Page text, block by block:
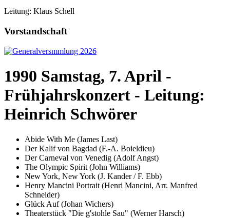
Leitung: Klaus Schell
Vorstandschaft
1990 Samstag, 7. April -
Frühjahrskonzert - Leitung:
Heinrich Schwörer
Abide With Me (James Last)
Der Kalif von Bagdad (F.-A. Boieldieu)
Der Carneval von Venedig (Adolf Angst)
The Olympic Spirit (John Williams)
New York, New York (J. Kander / F. Ebb)
Henry Mancini Portrait (Henri Mancini, Arr. Manfred
Schneider)
Glück Auf (Johan Wichers)
Theaterstück "Die g'stohle Sau" (Werner Harsch)